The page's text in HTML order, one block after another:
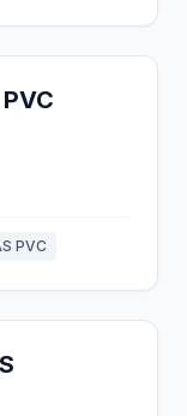
PVC